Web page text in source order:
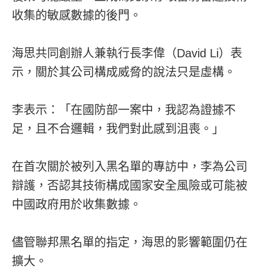
收集的敏感數據的後門。
海思共同創辦人兼執行長李偉（David Li）表
示，關於其公司構成威脅的說法只是虛構。
李表示：「在國防部一案中，我認為證據不
足，且不合邏輯，我們對此感到沮喪。」
在首次關於被列入黑名單的專訪中，李為公司
辯護，否認其技術構成國家安全風險或可能被
中國政府用於收集數據。
儘管聯邦黑名單的指定，海思的影響範圍仍在
擴大。